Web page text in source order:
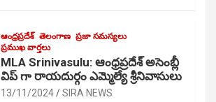
ఆంధ్రప్రదేశ్ తెలంగాణ ప్రజా సమస్యలు
ప్రముఖ వార్తలు
MLA Srinivasulu: ఆంధ్రప్రదేశ్ అసెంబ్లీ
విప్ గా రాయదుర్గం ఎమ్మెల్యే శ్రీనివాసులు
13/11/2024 SIRA NEWS